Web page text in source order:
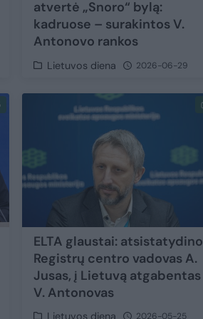
atvertė „Snoro“ bylą:
kadruose – surakintos V.
Antonovo rankos
Lietuvos diena 2026-06-29
ELTA glaustai: atsistatydino
Registrų centro vadovas A.
Jusas, į Lietuvą atgabentas
V. Antonovas
2026-05-25